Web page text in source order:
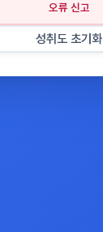
오류 신고
성취도 초기화